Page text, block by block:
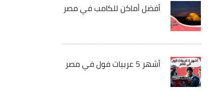
أفضل أماكن للكامب في مصر
أشهر 5 عربيات فول في مصر